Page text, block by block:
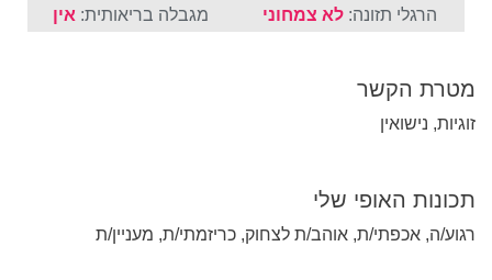
הרגלי תזונה:לא צמחוני מגבלה בריאותית: אין
מטרת הקשר
זוגיות, נישואין
תכונות האופי שלי
רגוע/ה, אכפתי/ת, אוהב/ת לצחוק, כריזמתי/ת, מעניין/ת